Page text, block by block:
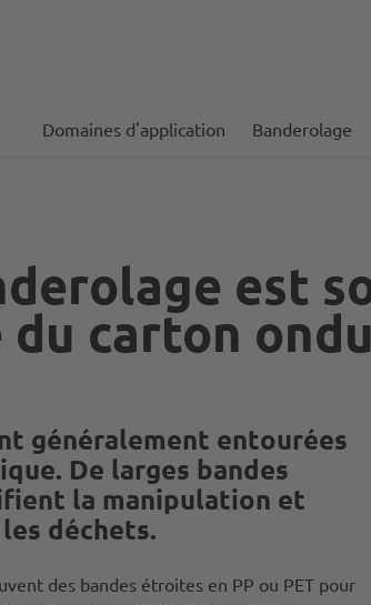
Domaines d'application Banderolage
est
carton
généralement entourées
De larges bandes
la manipulation et
déchets.
des bandes étroites en PP ou PET pour